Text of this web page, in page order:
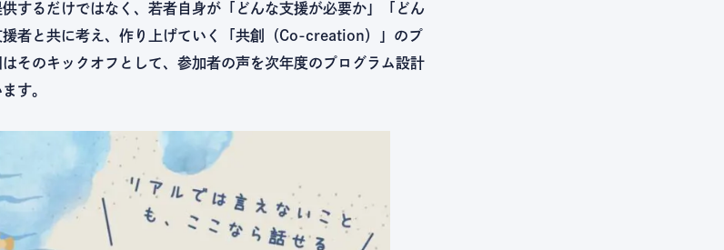
するだけではなく、若者自身が「どんな支援が必要か」「どん
者と共に考え、作り上げていく「共創（Co-creation）」のプ
そのキックオフとして、参加者の声を次年度のプログラム設計
す。